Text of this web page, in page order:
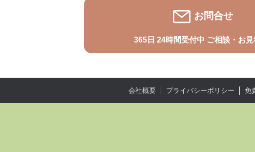
お問合せ
365日 24時間受付中 ご相談・お見
会社概要 プライバシーポリシー 免